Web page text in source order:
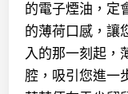
的電子煙油 ，定
的薄荷口感，讓
入的那一刻起，
腔，吸引您進一